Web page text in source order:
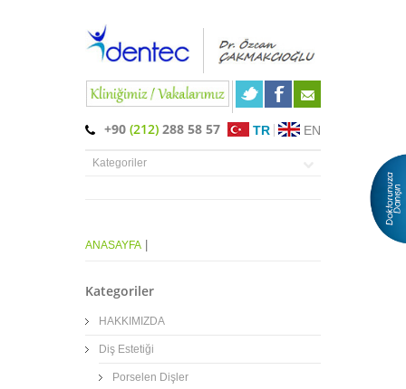
+90 (212) 288 58 57 TR EN
ANASAYFA
Kategoriler
HAKKIMIZDA
Diş Estetiği
Porselen Dişler